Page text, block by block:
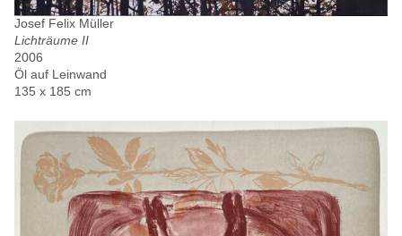
Josef Felix Müller
Lichträume II
2006
Öl auf Leinwand
135 x 185 cm